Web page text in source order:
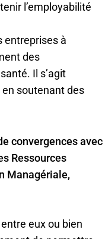
l’employabilité
entreprises à
des
Il s’agit
soutenant des
convergences avec
Ressources
Managériale,
eux ou bien